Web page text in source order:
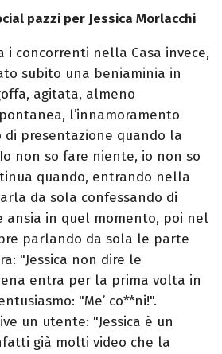
pazzi per Jessica Morlacchi
i concorrenti nella Casa invece,
subito una beniaminia in
agitata, almeno
l’innamoramento
di presentazione quando la
non so fare niente, io non so
quando, entrando nella
da sola confessando di
ansia in quel momento, poi nel
parlando da sola le parte
"Jessica non dire le
entra per la prima volta in
"Me’ co**ni!".
un utente: "Jessica è un
già molti video che la